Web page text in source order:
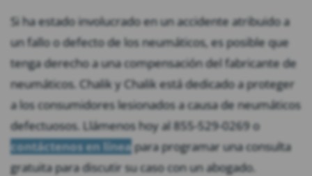
Si ha estado involucrado en un accidente atribuido a
un fallo o defecto de los neumáticos, es posible que
tenga derecho a una compensación del fabricante de
neumáticos. Chalik y Chalik está dedicado a proteger
a los consumidores lesionados a causa de neumáticos
defectuosos. Llámenos hoy al 855-529-0269 o
contáctenos en líneapara programar una consulta
gratuita para discutir su caso con un abogado.